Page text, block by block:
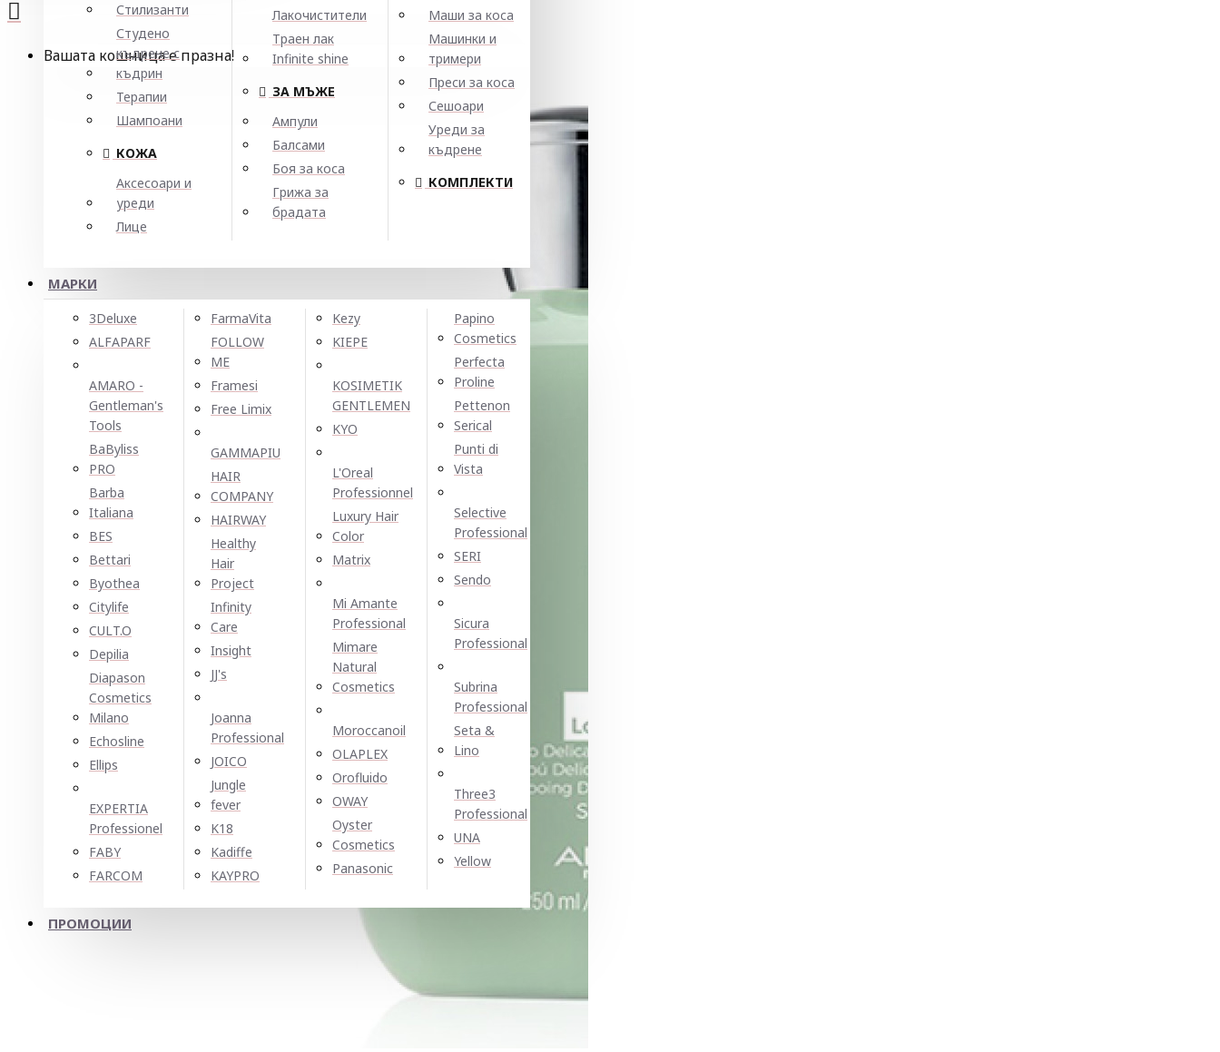
Стилизанти
Студено
къдрене с
къдрин
Терапии
Шампоани
КОЖА
Аксесоари и
уреди
Лице
Лакочистители
Траен лак
Infinite shine
ЗА МЪЖЕ
Ампули
Балсами
Боя за коса
Грижа за
брадата
Маши за коса
Машинки и
тримери
Преси за коса
Сешоари
Уреди за
къдрене
КОМПЛЕКТИ
МАРКИ
3Deluxe
ALFAPARF
AMARO -
Gentleman's
Tools
BaByliss
PRO
Barba
Italiana
BES
Bettari
Byothea
Citylife
CULT.O
Depilia
Diapason
Cosmetics
Milano
Echosline
Ellірѕ
EXPERTIA
Professionel
FABY
FARCOM
FarmaVita
FOLLOW
ME
Framesi
Free Limix
GAMMAPIU
HAIR
COMPANY
HAIRWAY
Healthy
Hair
Project
Infinity
Care
Insight
JJ's
Joanna
Professional
JOICO
Jungle
fever
K18
Kadiffe
KAYPRO
Kezy
KIEPE
KOSIMETIK
GENTLEMEN
KYO
L'Oreal
Professionnel
Luxury Hair
Color
Matrix
Mi Amante
Professional
Mimare
Natural
Cosmetics
Moroccanoil
OLAPLEX
Orofluido
OWAY
Oyster
Cosmetics
Panasonic
Papino
Cosmetics
Perfecta
Proline
Pettenon
Serical
Punti di
Vista
Selective
Professional
SERI
Sendo
Sicura
Professional
Subrina
Professional
Seta &
Lino
Three3
Professional
UNA
Yellow
ПРОМОЦИИ
Вашата кошница е празна!